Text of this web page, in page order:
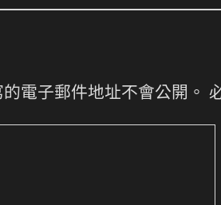
電子郵件地址不會公開。